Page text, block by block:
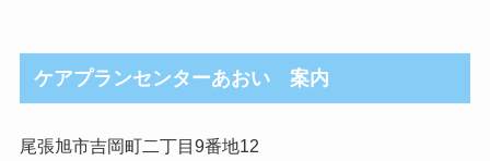
ケアプランセンターあおい 案内
尾張旭市吉岡町二丁目9番地12